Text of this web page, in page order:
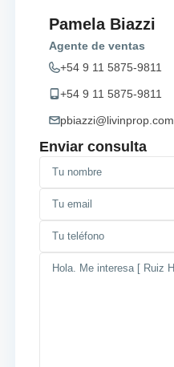
Pamela Biazzi
Agente de ventas
+54 9 11 5875-9811
+54 9 11 5875-9811
pbiazzi@livinprop.com
Enviar consulta